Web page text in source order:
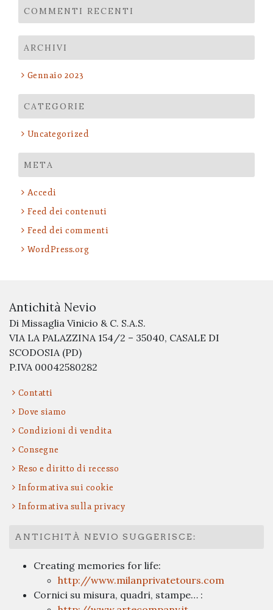
COMMENTI RECENTI
ARCHIVI
Gennaio 2023
CATEGORIE
Uncategorized
META
Accedi
Feed dei contenuti
Feed dei commenti
WordPress.org
Antichità Nevio
Di Missaglia Vinicio & C. S.A.S.
VIA LA PALAZZINA 154/2 – 35040, CASALE DI
SCODOSIA (PD)
P.IVA 00042580282
Contatti
Dove siamo
Condizioni di vendita
Consegne
Reso e diritto di recesso
Informativa sui cookie
Informativa sulla privacy
ANTICHITÀ NEVIO SUGGERISCE:
Creating memories for life:
http://www.milanprivatetours.com
Cornici su misura, quadri, stampe… :